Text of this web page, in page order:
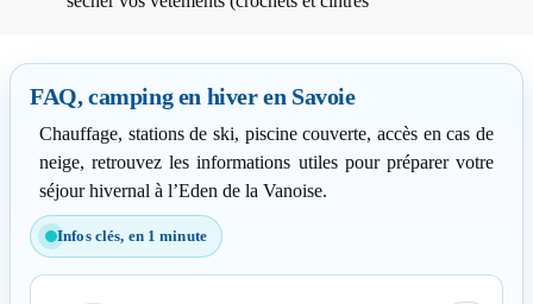
FAQ, camping en hiver en Savoie
Chauffage, stations de ski, piscine couverte, accès en cas de
neige, retrouvez les informations utiles pour préparer votre
séjour hivernal à l’Eden de la Vanoise.
Infos clés, en 1 minute